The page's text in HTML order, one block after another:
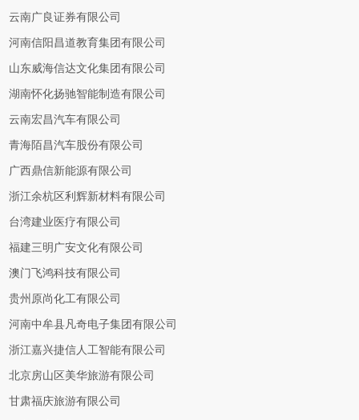
云南广良证券有限公司
河南信阳昌道教育集团有限公司
山东威海信达文化集团有限公司
湖南怀化扬驰智能制造有限公司
云南宏昌汽车有限公司
青海陌昌汽车股份有限公司
广西鼎信新能源有限公司
浙江余杭区利辉新材料有限公司
台湾建业医疗有限公司
福建三明广安文化有限公司
澳门飞鸿科技有限公司
贵州原尚化工有限公司
河南中牟县凡奇电子集团有限公司
浙江嘉兴捷信人工智能有限公司
北京房山区美华旅游有限公司
甘肃福庆旅游有限公司